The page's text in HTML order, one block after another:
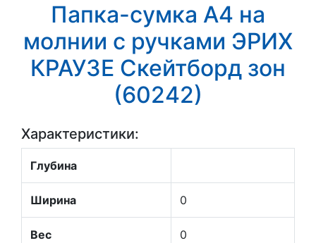
Папка-сумка А4 на
молнии с ручками ЭРИХ
КРАУЗЕ Скейтборд зон
(60242)
Характеристики:
Глубина
Ширина 0
Вес 0